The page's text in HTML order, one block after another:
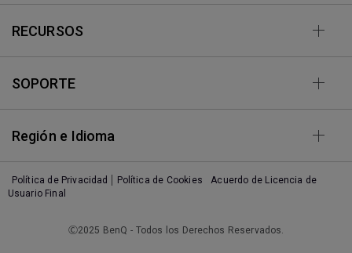
RECURSOS
SOPORTE
Región e Idioma
Política de Privacidad Política de Cookies
Acuerdo de Licencia de
Usuario Final
Ⓒ2025 BenQ - Todos los Derechos Reservados.